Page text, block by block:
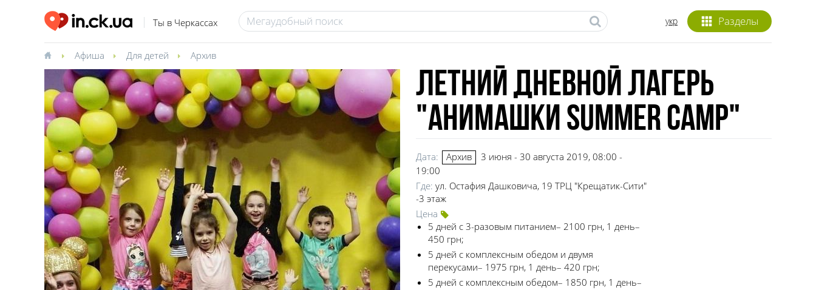
Ты в Черкассах Разделы
укр
Афиша Для детей Архив
Летний дневной лагерь
"Анимашки Summer camp"
Дата: Архив
3 июня - 30 августа 2019, 08:00 -
19:00
Где: ул. Остафия Дашковича, 19 ТРЦ "Крещатик-Сити"
-3 этаж
Цена
5 дней с 3-разовым питанием– 2100 грн, 1 день–
450 грн;
5 дней с комплексным обедом и двумя
перекусами– 1975 грн, 1 день– 420 грн;
5 дней с комплексным обедом– 1850 грн, 1 день–